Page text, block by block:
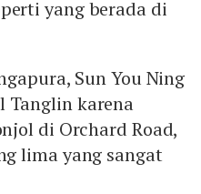
yang berada di
Sun You Ning
Tanglin karena
di Orchard Road,
lima yang sangat